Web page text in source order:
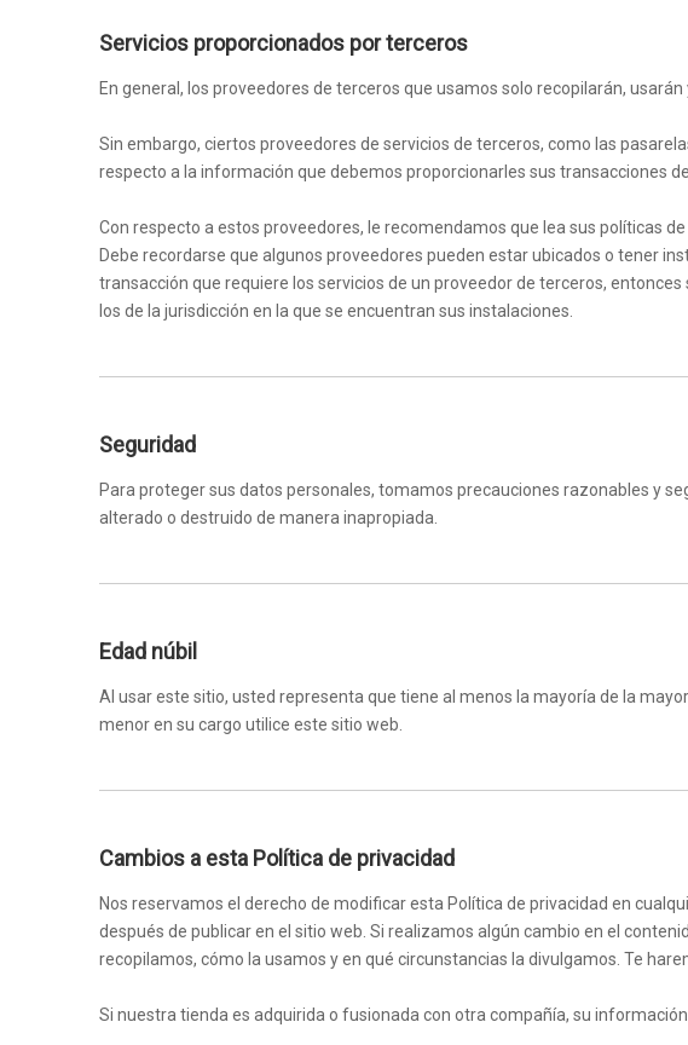
Servicios proporcionados por terceros
En general, los proveedores de terceros que usamos solo recopilarán,
Sin embargo, ciertos proveedores de servicios de terceros, como las
respecto a la información que debemos proporcionarles sus transacciones
Con respecto a estos proveedores, le recomendamos que lea sus políticas
Debe recordarse que algunos proveedores pueden estar ubicados o tener
transacción que requiere los servicios de un proveedor de terceros,
los de la jurisdicción en la que se encuentran sus instalaciones.
Seguridad
Para proteger sus datos personales, tomamos precauciones razonables y
alterado o destruido de manera inapropiada.
Edad núbil
Al usar este sitio, usted representa que tiene al menos la mayoría de la
menor en su cargo utilice este sitio web.
Cambios a esta Política de privacidad
Nos reservamos el derecho de modificar esta Política de privacidad en
después de publicar en el sitio web. Si realizamos algún cambio en el
recopilamos, cómo la usamos y en qué circunstancias la divulgamos. Te
Si nuestra tienda es adquirida o fusionada con otra compañía, su